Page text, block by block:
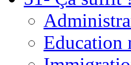
Education